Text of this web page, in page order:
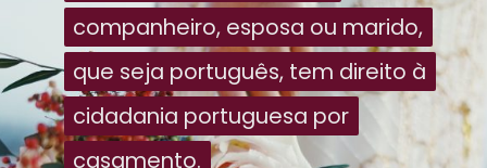
companheiro, esposa ou marido,
que seja português, tem direito à
cidadania portuguesa por
casamento.
companheiro, esposa ou marido,
que seja português, tem direito à
cidadania portuguesa por
casamento.